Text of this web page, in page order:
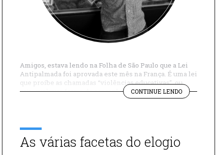
Amigos, estava lendo na Folha de São Paulo que a Lei
Antipalmada foi aprovada este mês na França. É uma lei
que proíbe as chamadas “violências educativas”, ou
seja, qualquer forma de agressão física e psicológica.
Uma resolução semelhante entrou em vigor no Brasil
CONTINUE LENDO"A
LEI
As várias facetas do elogio